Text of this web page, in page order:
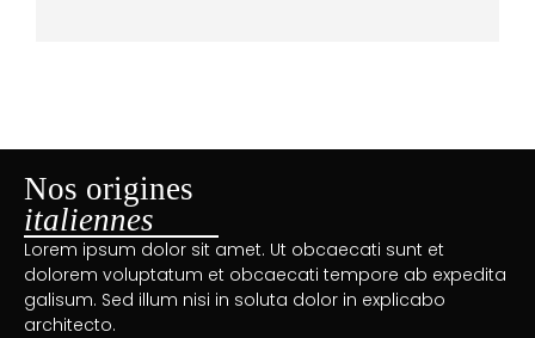
Nos origines
italiennes
Lorem ipsum dolor sit amet. Ut obcaecati sunt et
dolorem voluptatum et obcaecati tempore ab expedita
galisum. Sed illum nisi in soluta dolor in explicabo
architecto.